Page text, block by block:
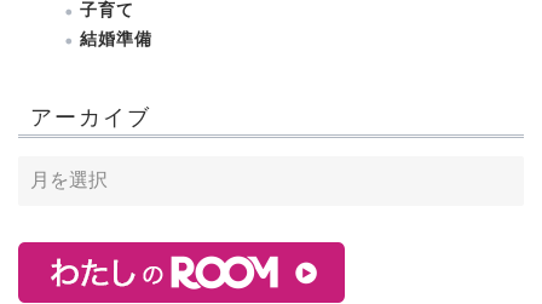
子育て
結婚準備
アーカイブ